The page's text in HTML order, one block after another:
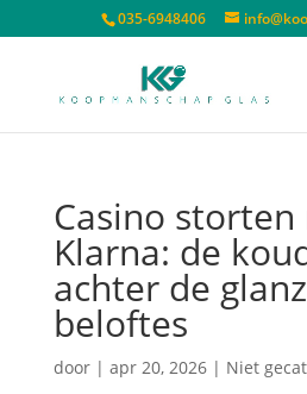
035-6948406
Casino
Klarna: de
achter de
beloftes
door | apr 20, 2026| Niet